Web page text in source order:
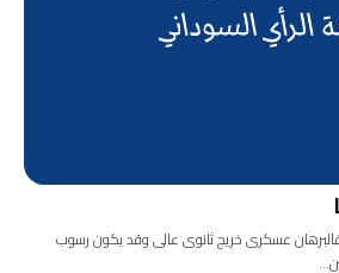
فالبرهان عسكرى خريج ثانوى عالى وقد يكون رسوب